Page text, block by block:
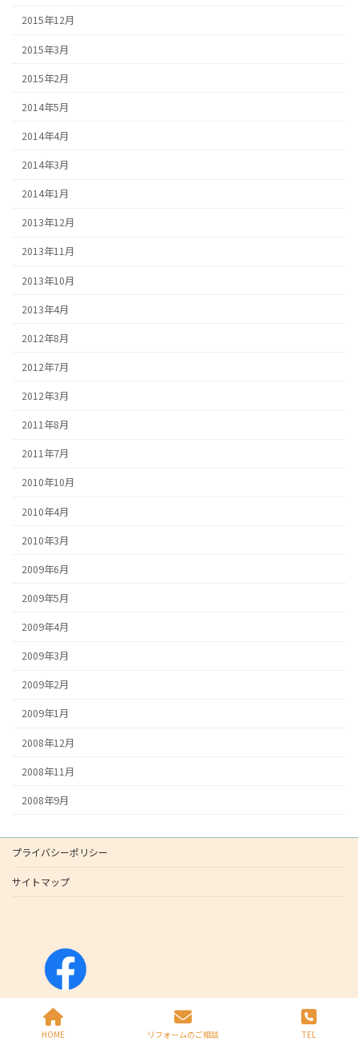
2015年12月
2015年3月
2015年2月
2014年5月
2014年4月
2014年3月
2014年1月
2013年12月
2013年11月
2013年10月
2013年4月
2012年8月
2012年7月
2012年3月
2011年8月
2011年7月
2010年10月
2010年4月
2010年3月
2009年6月
2009年5月
2009年4月
2009年3月
2009年2月
2009年1月
2008年12月
2008年11月
2008年9月
プライバシーポリシー
サイトマップ
Copyright © All Rights Reserved.
HOME
リフォームのご相談 TEL